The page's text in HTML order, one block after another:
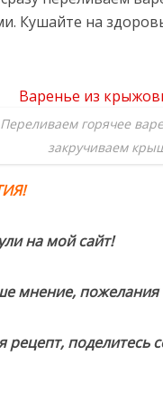
Кушайте на
Переливаем горячее
закручиваем
на мой сайт!
мнение,
рецепт, поделитесь